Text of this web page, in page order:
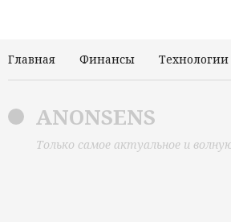
Главная Финансы Технологии
ANONSENS
Только самое актуальное и